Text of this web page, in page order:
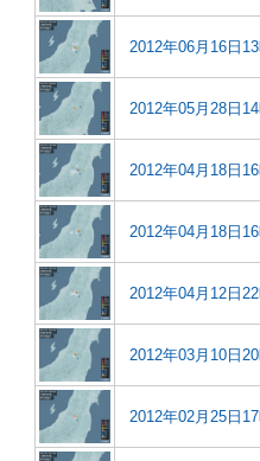
2012年06月16日
2012年05月28日
2012年04月18日
2012年04月18日
2012年04月12日
2012年03月10日
2012年02月25日